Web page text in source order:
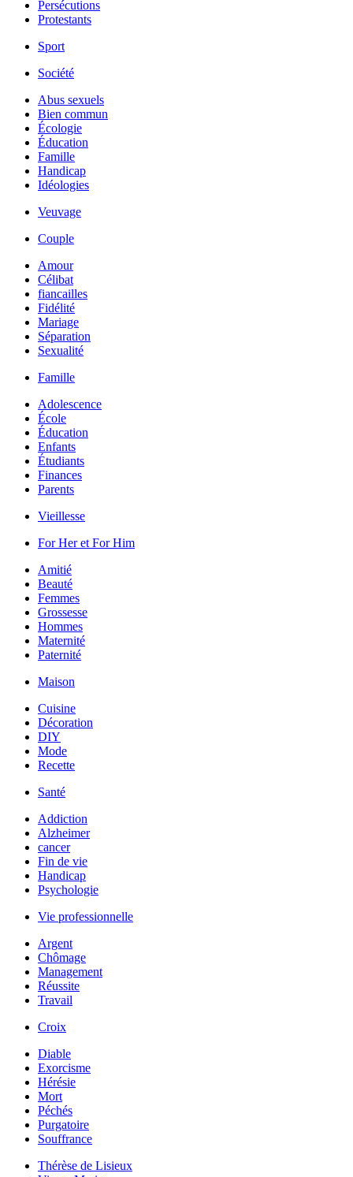
Persécutions
Protestants
Sport
Société
Abus sexuels
Bien commun
Écologie
Éducation
Famille
Handicap
Idéologies
Veuvage
Couple
Amour
Célibat
fiancailles
Fidélité
Mariage
Séparation
Sexualité
Famille
Adolescence
École
Éducation
Enfants
Étudiants
Finances
Parents
Vieillesse
For Her et For Him
Amitié
Beauté
Femmes
Grossesse
Hommes
Maternité
Paternité
Maison
Cuisine
Décoration
DIY
Mode
Recette
Santé
Addiction
Alzheimer
cancer
Fin de vie
Handicap
Psychologie
Vie professionnelle
Argent
Chômage
Management
Réussite
Travail
Croix
Diable
Exorcisme
Hérésie
Mort
Péchés
Purgatoire
Souffrance
Thérèse de Lisieux